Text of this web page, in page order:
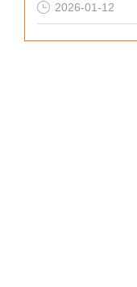
2026-01-12